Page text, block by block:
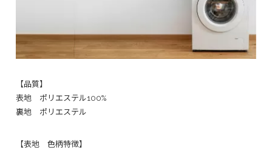
【品質】
表地 ポリエステル100%
裏地 ポリエステル
【表地 色柄特徴】